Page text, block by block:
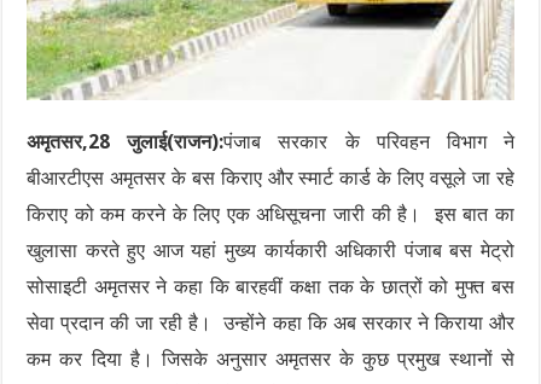
अमृतसर,28 जुलाई(राजन):पंजाब सरकार के परिवहन विभाग ने
बीआरटीएस अमृतसर के बस किराए और स्मार्ट कार्ड के लिए वसूले जा रहे
किराए को कम करने के लिए एक अधिसूचना जारी की है। इस बात का
खुलासा करते हुए आज यहां मुख्य कार्यकारी अधिकारी पंजाब बस मेट्रो
सोसाइटी अमृतसर ने कहा कि बारहवीं कक्षा तक के छात्रों को मुफ्त बस
सेवा प्रदान की जा रही है। उन्होंने कहा कि अब सरकार ने किराया और
कम कर दिया है। जिसके अनुसार अमृतसर के कुछ प्रमुख स्थानों से